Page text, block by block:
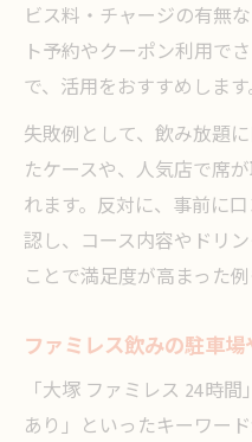
ビス料・チャージの有無
ト予約やクーポン利用で
で、活用をおすすめします
失敗例として、飲み放題
たケースや、人気店で席
れます。反対に、事前に
認し、コース内容やドリ
ことで満足度が高まった例
ファミレス飲みの駐車
「大塚 ファミレス 24時
あり」といったキーワー